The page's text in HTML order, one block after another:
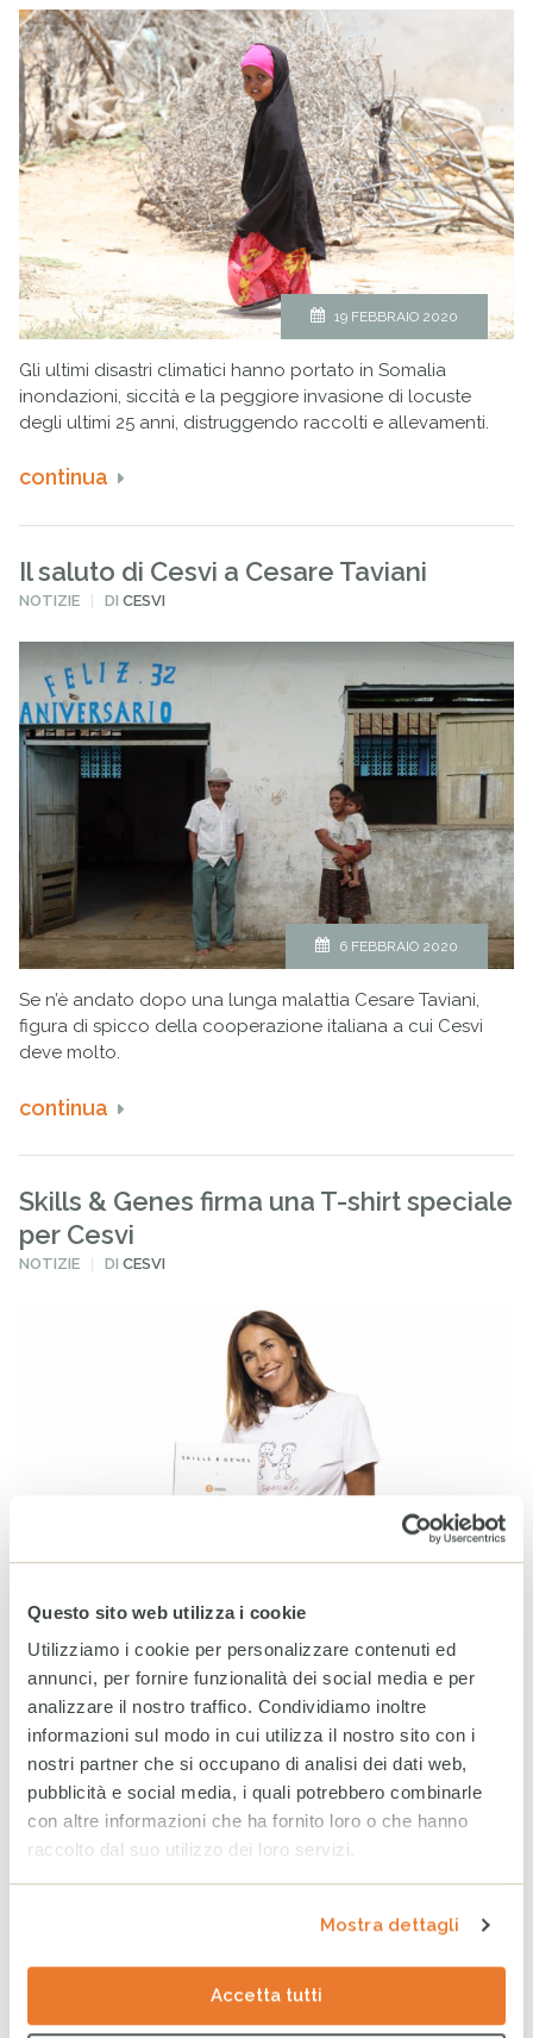
Questo sito web utilizza i cookie
Utilizziamo i cookie per personalizzare contenuti ed
annunci, per fornire funzionalità dei social media e per
analizzare il nostro traffico. Condividiamo inoltre
informazioni sul modo in cui utilizza il nostro sito con i
nostri partner che si occupano di analisi dei dati web,
pubblicità e social media, i quali potrebbero combinarle
con altre informazioni che ha fornito loro o che hanno
raccolto dal suo utilizzo dei loro servizi.
Mostra dettagli
Accetta tutti
19 FEBBRAIO 2020
Gli ultimi disastri climatici hanno portato in Somalia
inondazioni, siccità e la peggiore invasione di locuste
degli ultimi 25 anni, distruggendo raccolti e allevamenti.
continua
Il saluto di Cesvi a Cesare Taviani
PUBBLICATO
NOTIZIE DICESVI
6 FEBBRAIO 2020
Se n’è andato dopo una lunga malattia Cesare Taviani,
figura di spicco della cooperazione italiana a cui Cesvi
deve molto.
continua
Skills & Genes firma una T-shirt speciale
per Cesvi
PUBBLICATO
NOTIZIE DICESVI
Skills & Genes ha creato una t-shirt in edizione limitata per
supportare Cesvi e la campagna #famedicambiamenti
continua
Proteggi il pianeta con Casa Surace e